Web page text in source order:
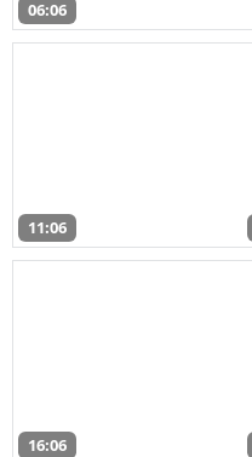
06:06
11:06
16:06